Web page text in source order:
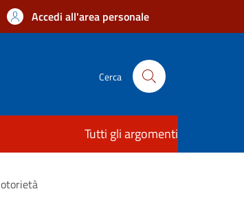
Accedi all'area personale
Cerca
Tutti gli argomenti